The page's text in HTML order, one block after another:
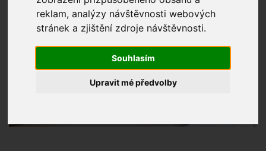
reklam, analýzy návštěvnosti webových
stránek a zjištění zdroje návštěvnosti.
Souhlasím
Upravit mé předvolby